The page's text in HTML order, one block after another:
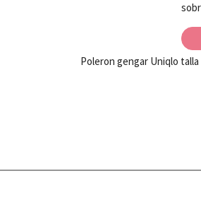
Poleron gengar Uniqlo talla